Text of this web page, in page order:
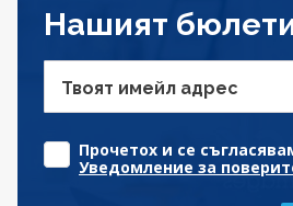
Нашият
Твоят имейл адрес
Прочетох и се
Уведомление за